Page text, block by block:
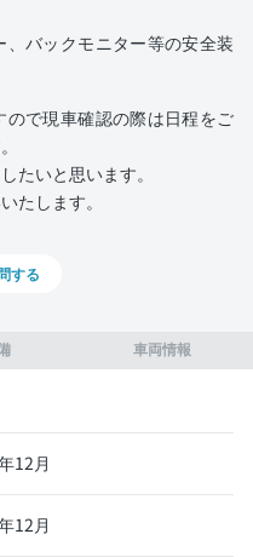
車両情報
12月
12月
バックモニター等の安全装
で現車確認の際は日程をご
たいと思います。
たします。
する